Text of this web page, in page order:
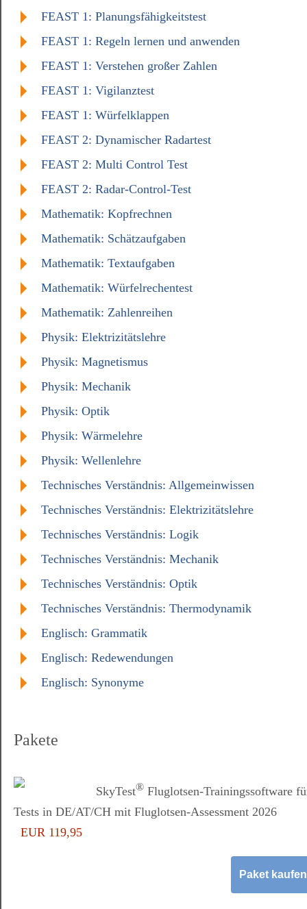
FEAST 1: Planungsfähigkeitstest
FEAST 1: Regeln lernen und anwenden
FEAST 1: Verstehen großer Zahlen
FEAST 1: Vigilanztest
FEAST 1: Würfelklappen
FEAST 2: Dynamischer Radartest
FEAST 2: Multi Control Test
FEAST 2: Radar-Control-Test
Mathematik: Kopfrechnen
Mathematik: Schätzaufgaben
Mathematik: Textaufgaben
Mathematik: Würfelrechentest
Mathematik: Zahlenreihen
Physik: Elektrizitätslehre
Physik: Magnetismus
Physik: Mechanik
Physik: Optik
Physik: Wärmelehre
Physik: Wellenlehre
Technisches Verständnis: Allgemeinwissen
Technisches Verständnis: Elektrizitätslehre
Technisches Verständnis: Logik
Technisches Verständnis: Mechanik
Technisches Verständnis: Optik
Technisches Verständnis: Thermodynamik
Englisch: Grammatik
Englisch: Redewendungen
Englisch: Synonyme
Pakete
SkyTest® Fluglotsen-Trainingssoftware
Tests in DE/AT/CH mit Fluglotsen-Assessment 2026
EUR 119,95